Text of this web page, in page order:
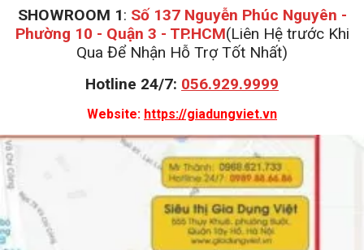
SHOWROOM 1: Số 137 Nguyễn Phúc Nguyên -
Phường 10 - Quận 3 - TP.HCM(Liên Hệ trước Khi
Qua Để Nhận Hỗ Trợ Tốt Nhất)
Hotline 24/7: 056.929.9999
Website: https://giadungviet.vn